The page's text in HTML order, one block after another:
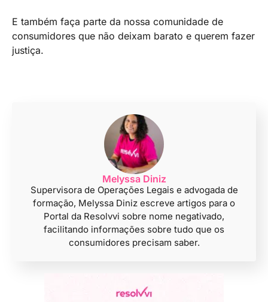
E também faça parte da nossa comunidade de
consumidores que não deixam barato e querem fazer
justiça.
Melyssa Diniz
Supervisora de Operações Legais e advogada de
formação, Melyssa Diniz escreve artigos para o
Portal da Resolvvi sobre nome negativado,
facilitando informações sobre tudo que os
consumidores precisam saber.